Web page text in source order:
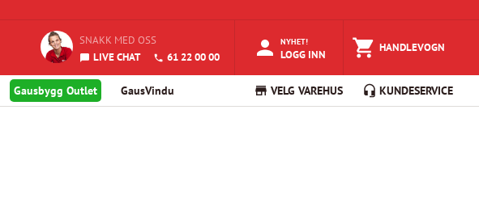
SNAKK MED OSS
LIVE CHAT
61 22 00 00
NYHET!
LOGG INN HANDLEVOGN
Gausbygg Outlet GausVindu VELG VAREHUS KUNDESERVICE